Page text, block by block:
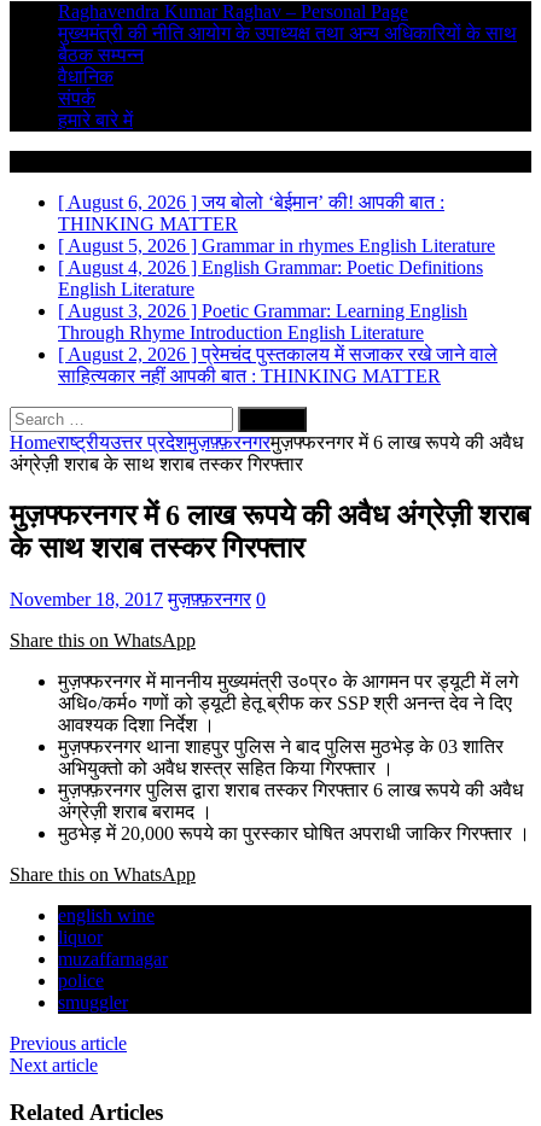
Raghavendra Kumar Raghav – Personal Page
मुख्यमंत्री की नीति आयोग के उपाध्यक्ष तथा अन्य अधिकारियों के साथ
बैठक सम्पन्न
वैधानिक
संपर्क
हमारे बारे में
[ August 6, 2026 ]जय बोलो ‘बेईमान’ की! आपकी बात :
THINKING MATTER
[ August 5, 2026 ] Grammar in rhymes English Literature
[ August 4, 2026 ] English Grammar: Poetic Definitions
English Literature
[ August 3, 2026 ] Poetic Grammar: Learning English
Through Rhyme Introduction English Literature
[ August 2, 2026 ]प्रेमचंद पुस्तकालय में सजाकर रखे जाने वाले
साहित्यकार नहीं आपकी बात : THINKING MATTER
Search
for:
Homeराष्ट्रीयउत्तर प्रदेशमुज़फ़्फ़रनगरमुज़फ्फरनगर में 6 लाख रूपये की अवैध
अंग्रेज़ी शराब के साथ शराब तस्कर गिरफ्तार
मुज़फ्फरनगर में 6 लाख रूपये की अवैध अंग्रेज़ी शराब
के साथ शराब तस्कर गिरफ्तार
November 18, 2017 मुज़फ़्फ़रनगर 0
Share this on WhatsApp
मुज़फ्फरनगर में माननीय मुख्यमंत्री उ०प्र० के आगमन पर ड्यूटी में लगे
अधि०/कर्म० गणों को ड्यूटी हेतू ब्रीफ कर SSP श्री अनन्त देव ने दिए
आवश्यक दिशा निर्देश ।
मुज़फ्फरनगर थाना शाहपुर पुलिस ने बाद पुलिस मुठभेड़ के 03 शातिर
अभियुक्तो को अवैध शस्त्र सहित किया गिरफ्तार ।
मुज़फ्फ़रनगर पुलिस द्वारा शराब तस्कर गिरफ्तार 6 लाख रूपये की अवैध
अंग्रेज़ी शराब बरामद ।
मुठभेड़ में 20,000 रूपये का पुरस्कार घोषित अपराधी जाकिर गिरफ्तार ।
Share this on WhatsApp
english wine
liquor
muzaffarnagar
police
smuggler
Previous article
Next article
Related Articles